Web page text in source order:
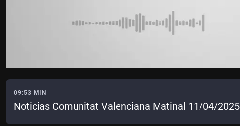
09:53 MIN
Noticias Comunitat Valenciana Matinal 11/04/2025